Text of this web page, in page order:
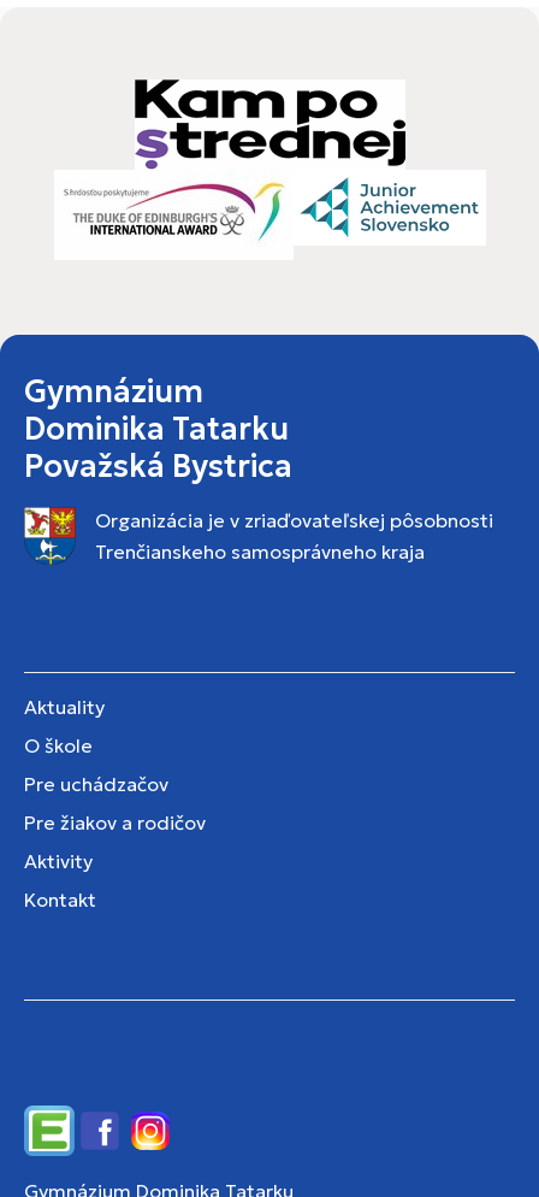
Gymnázium
Dominika Tatarku
Považská Bystrica
Organizácia je v zriaďovateľskej pôsobnosti
Trenčianskeho samosprávneho kraja
Aktuality
O škole
Pre uchádzačov
Pre žiakov a rodičov
Aktivity
Kontakt
EdupageFacebookInstagram
Gymnázium Dominika Tatarku